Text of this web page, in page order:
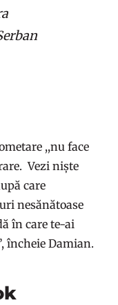
,,nu face
Vezi niște
care
nesănătoase
în care te-ai
încheie Damian.